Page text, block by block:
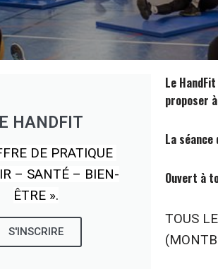
HANDFIT
DE PRATIQUE
– SANTÉ – BIEN-
ÊTRE ».
S'INSCRIRE
Le
proposer
La
Ouvert à
TOUS